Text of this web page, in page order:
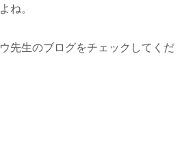
ね。
先生のブログをチェックしてくだ